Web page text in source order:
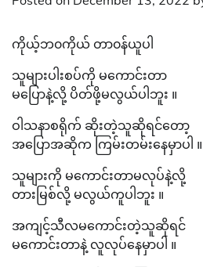
ကိုယ့်ဘ၀ကိုယ် တာ၀န်ယူပါ
သူများပါးစပ်ကို မကောင်းတာ
မပြောနဲ့လို့ ပိတ်ဖို့မလွယ်ပါဘူး ။
ဝါသနာစရိုက် ဆိုးတဲ့သူဆိုရင်တော့
အပြောအဆိုက ကြမ်းတမ်းနေမှာပါ ။
သူများကို မကောင်းတာမလုပ်နဲ့လို့
တားမြစ်လို့ မလွယ်ကူပါဘူး ။
အကျင့်သီလမကောင်းတဲ့သူဆိုရင်
မကောင်းတာနဲ့ လူလုပ်နေမှာပါ ။